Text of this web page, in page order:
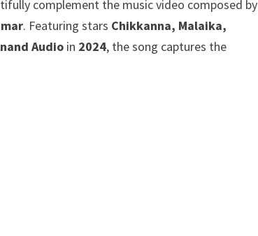
complement the music video composed by
. Featuring stars Chikkanna, Malaika,
Audio in 2024, the song captures the